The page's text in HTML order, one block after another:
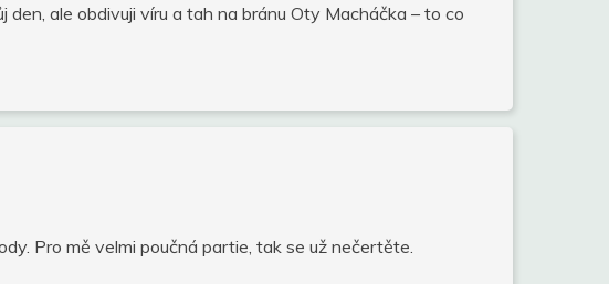
ale obdivuji víru a tah na bránu Oty Macháčka – to co
Pro mě velmi poučná partie, tak se už nečertěte.